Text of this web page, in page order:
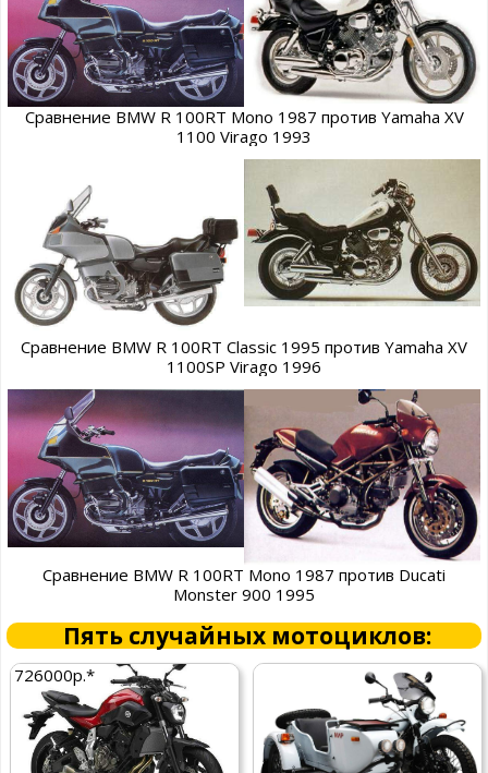
Сравнение BMW R 100RT Mono 1987 против Yamaha XV
1100 Virago 1993
Сравнение BMW R 100RT Classic 1995 против Yamaha XV
1100SP Virago 1996
Сравнение BMW R 100RT Mono 1987 против Ducati
Monster 900 1995
Пять случайных мотоциклов:
726000р.*